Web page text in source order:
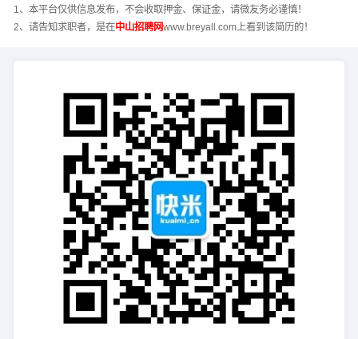
1、本平台仅供信息发布，不会收取押金、保证金，请微友务必谨慎！
2、请告知求职者，是在中山招聘网www.breyall.com上看到该简历的！